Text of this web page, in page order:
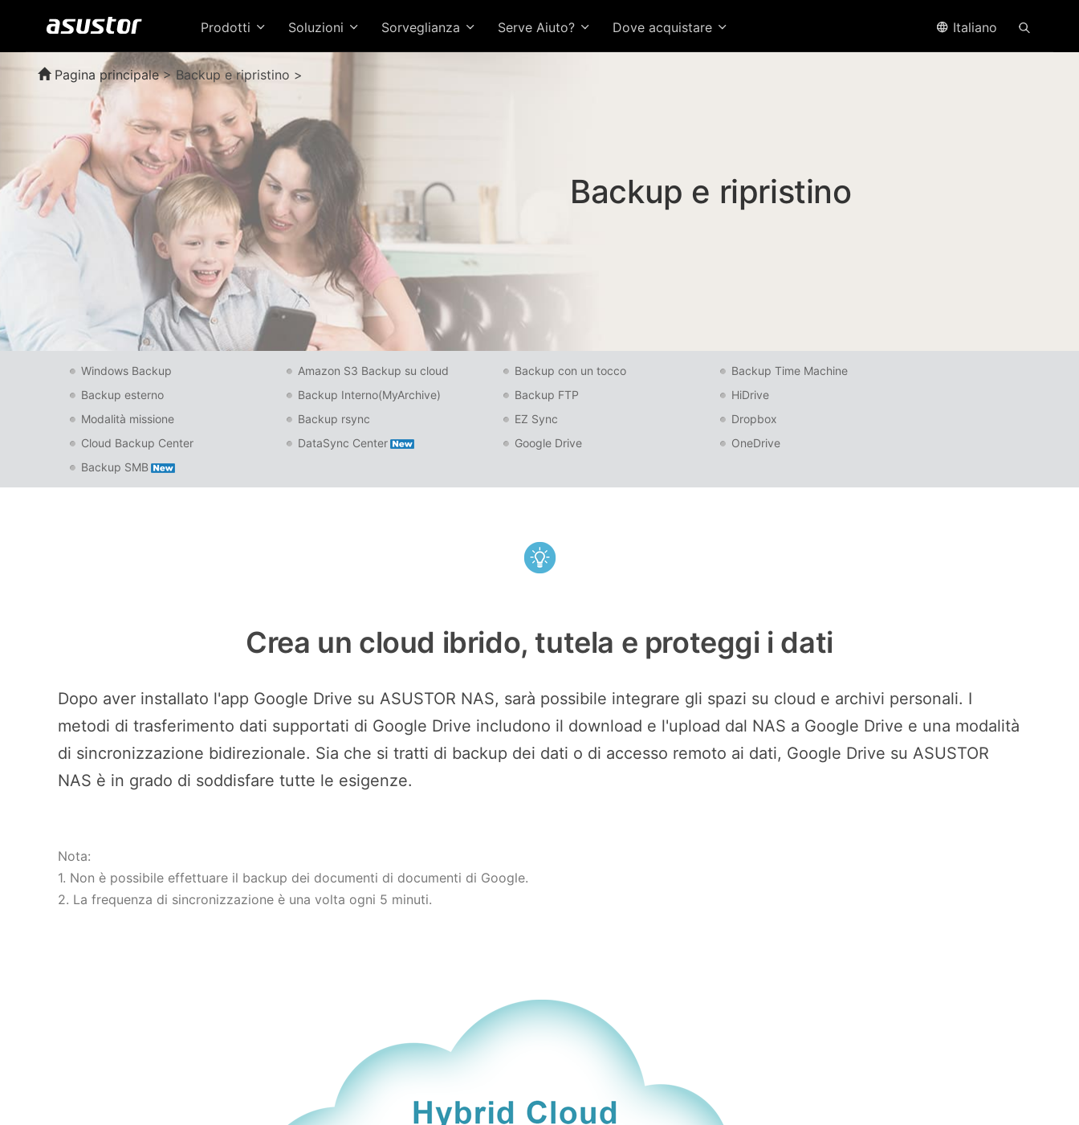
Prodotti Soluzioni Sorveglianza Serve Aiuto? Dove acquistare Italiano
Pagina principale>Backup e ripristino >
Backup e ripristino
Windows Backup Amazon S3 Backup su cloud Backup con un tocco
Backup Time Machine
Backup esterno
Backup Interno(MyArchive) Backup FTP
HiDrive
Modalità missione
Backup rsync EZ Sync
Dropbox
Cloud Backup Center
DataSync Center Google Drive
OneDrive
Backup SMB
Crea un cloud ibrido, tutela e proteggi i dati
Dopo aver installato l'app Google Drive su ASUSTOR NAS, sarà possibile integrare gli spazi su cloud e archivi personali. I
metodi di trasferimento dati supportati di Google Drive includono il download e l'upload dal NAS a Google Drive e una modalità
di sincronizzazione bidirezionale. Sia che si tratti di backup dei dati o di accesso remoto ai dati, Google Drive su ASUSTOR
NAS è in grado di soddisfare tutte le esigenze.
Nota:
1. Non è possibile effettuare il backup dei documenti di documenti di Google.
2. La frequenza di sincronizzazione è una volta ogni 5 minuti.